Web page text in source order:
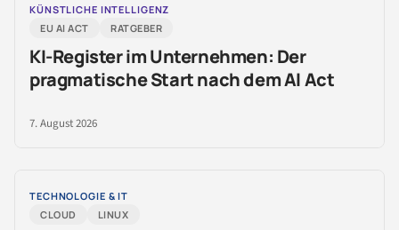
KÜNSTLICHE INTELLIGENZ
EU AI ACT
RATGEBER
KI-Register im Unternehmen: Der
pragmatische Start nach dem AI Act
7. August 2026
TECHNOLOGIE & IT
CLOUD
LINUX